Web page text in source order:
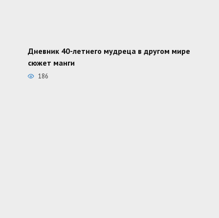
Дневник 40-летнего мудреца в другом мире
сюжет манги
186